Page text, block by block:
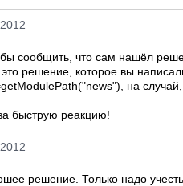
сообщить, что сам нашёл
решение, которое вы
на
быструю реакцию!
решение. Только надо